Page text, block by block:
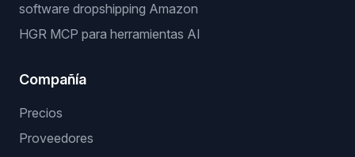
software dropshipping Amazon
HGR MCP para herramientas AI
Compañía
Precios
Proveedores